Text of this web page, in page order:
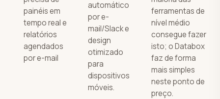
painéis em
tempo real e
relatórios
agendados
por e-mail
automático
por e-
mail/Slack e
design
otimizado
para
dispositivos
móveis.
ferramentas de
nível médio
consegue fazer
isto; o Databox
faz de forma
mais simples
neste ponto de
preço.